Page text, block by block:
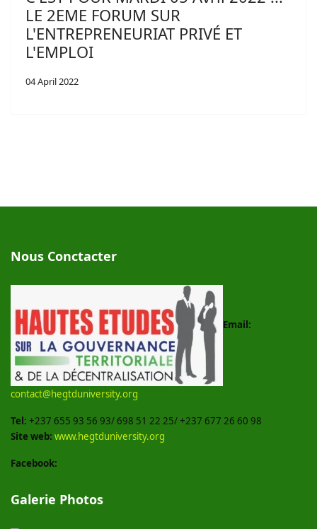
LE 2EME FORUM SUR
L'ENTREPRENEURIAT PRIVÉ ET
L'EMPLOI
04 April 2022
Nous Conctacter
Email:
contact@hegtduniversity.org
Tel: +237 655 93 56 93/ 698 51 22 25/ +237 677 26 60 98
Site web: www.hegtduniversity.org
Facebook:
Galerie Photos